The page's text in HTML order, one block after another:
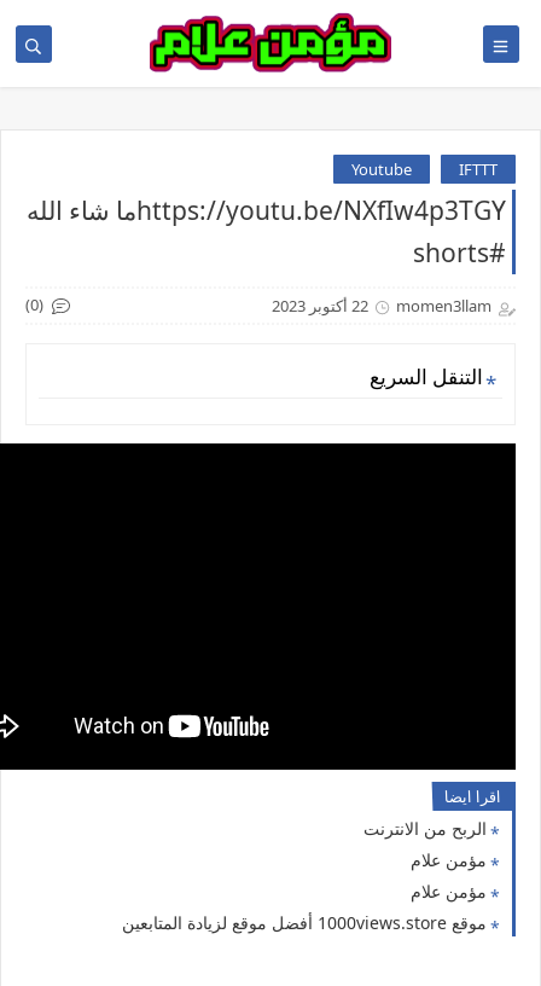
IFTTT
Youtube
https://youtu.be/NXfIw4p3TGYما شاء الله
#shorts
momen3llam 22 أكتوبر 2023 (0)
التنقل السريع
اقرا ايضا
الربح من الانترنت
مؤمن علام
مؤمن علام
موقع 1000views.store أفضل موقع لزيادة المتابعين